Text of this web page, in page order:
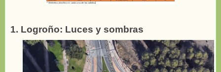
1. Logroño: Luces y sombras